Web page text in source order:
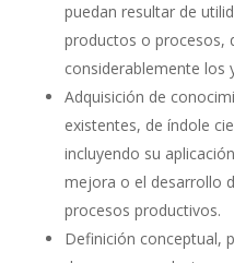
puedan resultar de
productos o procesos,
considerablemente los
Adquisición de
existentes, de índole
incluyendo su
mejora o el desarrollo
procesos productivos.
Definición conceptual,